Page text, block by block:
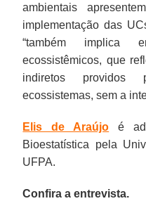
ambientais
implementação das
“também implica
ecossistêmicos, que
indiretos providos
ecossistemas, sem a
Elis de Araújo é
Bioestatística pela
UFPA.
Confira a entrevista.